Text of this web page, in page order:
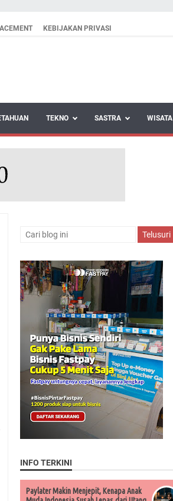
KEBIJAKAN PRIVASI
TEKNO SASTRA WISATA
INFO TERKINI
Paylater Makin Menjepit, Kenapa Anak